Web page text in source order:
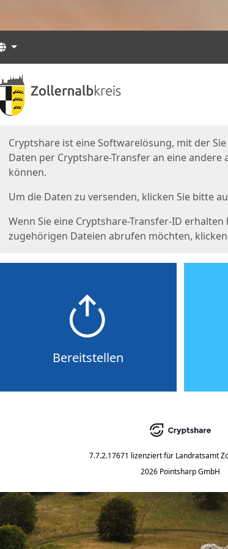
Sprachen
Start
Cryptshare ist eine Softwarelösung, mit der Sie
Daten per Cryptshare-Transfer an eine
können.
Um die Daten zu versenden, klicken Sie bitte
Wenn Sie eine Cryptshare-Transfer-ID
zugehörigen Dateien abrufen möchten,
Bereitstellen
7.7.2.17671 lizenziert für Landratsamt
2026 Pointsharp GmbH